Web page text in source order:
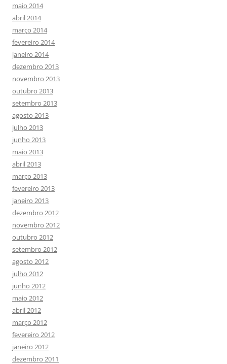
maio 2014
abril 2014
março 2014
fevereiro 2014
janeiro 2014
dezembro 2013
novembro 2013
outubro 2013
setembro 2013
agosto 2013
julho 2013
junho 2013
maio 2013
abril 2013
março 2013
fevereiro 2013
janeiro 2013
dezembro 2012
novembro 2012
outubro 2012
setembro 2012
agosto 2012
julho 2012
junho 2012
maio 2012
abril 2012
março 2012
fevereiro 2012
janeiro 2012
dezembro 2011